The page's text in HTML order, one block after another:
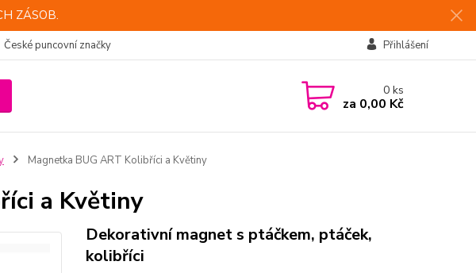
ZÁSOB.
České puncovní značky Přihlášení
0ks
za 0,00 Kč
Magnetka BUG ART Kolibříci a Květiny
a Květiny
Dekorativní magnet s ptáčkem, ptáček,
kolibříci